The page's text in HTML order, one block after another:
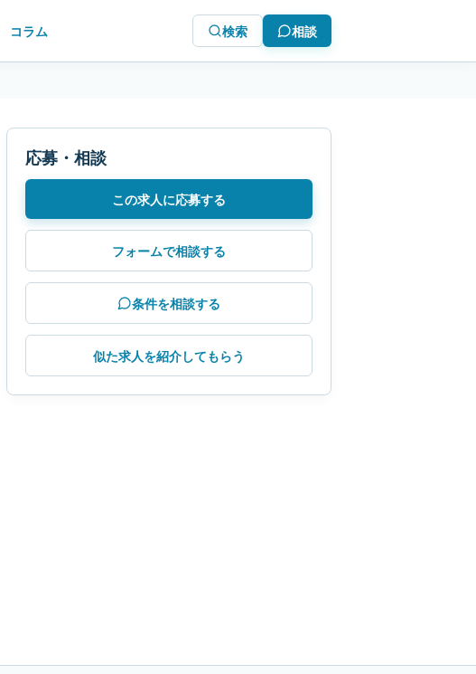
コラム 検索 相談
応募・相談
この求人に応募する
フォームで相談する
条件を相談する
似た求人を紹介してもらう